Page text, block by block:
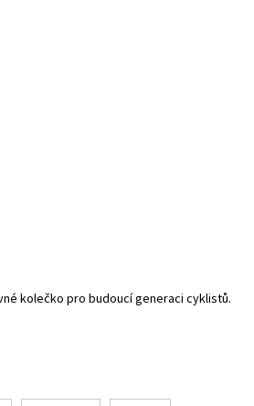
kolečko pro budoucí generaci cyklistů.